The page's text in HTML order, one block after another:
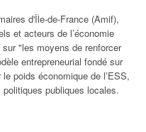
d'Île-de-France (Amif),
et acteurs de l’économie
"les moyens de renforcer
entrepreneurial fondé sur
poids économique de l’ESS,
publiques locales.